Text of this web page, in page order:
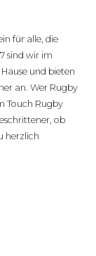
für alle, die
sind wir im
und bieten
an. Wer Rugby
Touch Rugby
ob
herzlich